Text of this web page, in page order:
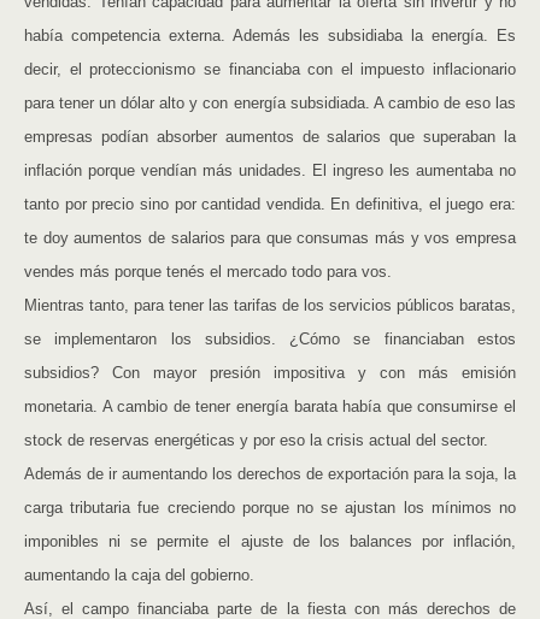
había competencia externa. Además les subsidiaba la energía. Es
decir, el proteccionismo se financiaba con el impuesto inflacionario
para tener un dólar alto y con energía subsidiada. A cambio de eso las
empresas podían absorber aumentos de salarios que superaban la
inflación porque vendían más unidades. El ingreso les aumentaba no
tanto por precio sino por cantidad vendida. En definitiva, el juego era:
te doy aumentos de salarios para que consumas más y vos empresa
vendes más porque tenés el mercado todo para vos.
Mientras tanto, para tener las tarifas de los servicios públicos baratas,
se implementaron los subsidios. ¿Cómo se financiaban estos
subsidios? Con mayor presión impositiva y con más emisión
monetaria. A cambio de tener energía barata había que consumirse el
stock de reservas energéticas y por eso la crisis actual del sector.
Además de ir aumentando los derechos de exportación para la soja, la
carga tributaria fue creciendo porque no se ajustan los mínimos no
imponibles ni se permite el ajuste de los balances por inflación,
aumentando la caja del gobierno.
Así, el campo financiaba parte de la fiesta con más derechos de